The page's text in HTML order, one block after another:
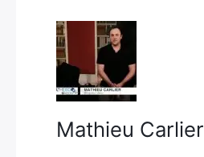
Mathieu Carlier